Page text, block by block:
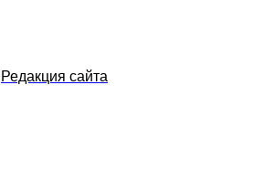
Редакция сайта